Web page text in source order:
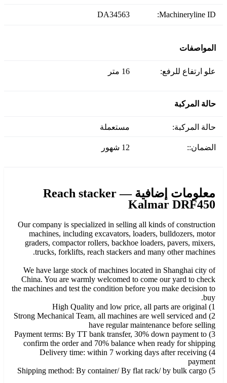
Machineryline ID:
DA34563
المواصفات
علو ارتفاع للرفع: 16 متر
حالة المركبة
حالة المركبة: مستعملة
الضمان:: 12 شهور
معلومات إضافية — Reach stacker
Kalmar DRF450
Our company is specialized in selling all kinds of construction
machines, including excavators, loaders, bulldozers, motor
graders, compactor rollers, backhoe loaders, pavers, mixers,
trucks, forklifts, reach stackers and many other machines.
We have large stock of machines located in Shanghai city of
China. You are warmly welcomed to come our yard to check
the machines and test the condition before you make decision to
buy.
1) High Quality and low price, all parts are original
2) Strong Mechanical Team, all machines are well serviced and
have regular maintenance before selling
3) Payment terms: By TT bank transfer, 30% down payment to
confirm the order and 70% balance when ready for shipping
4) Delivery time: within 7 working days after receiving
payment
5) Shipping method: By container/ By flat rack/ by bulk cargo